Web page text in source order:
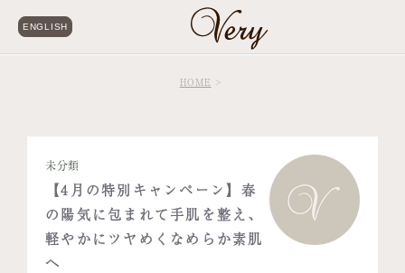
ENGLISH
HOME
未分類
【4月の特別キャンペーン】春
の陽気に包まれて手肌を整え、
軽やかにツヤめくなめらか素肌
へ